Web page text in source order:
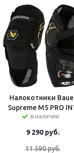
Налокотники
Supreme M5 PRO
в наличии
9 290руб.
11 590руб.